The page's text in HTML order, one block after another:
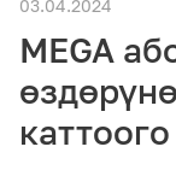
Жеке
Ишкердик үчүн
Байланыш
03.04.2024
MEGA